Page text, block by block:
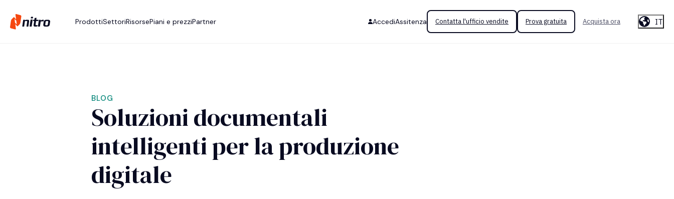
ProdottiSettoriRisorsePiani e prezziPartner AccediAssitenza Contatta l'ufficio vendite Prova gratuita Acquista ora IT
BLOG
Soluzioni documentali
intelligenti per la produzione
digitale